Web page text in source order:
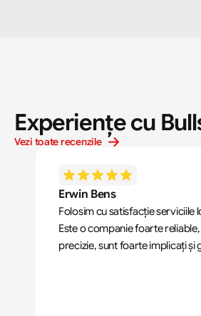
Experiențe cu
Vezi toate recenzile
Erwin Bens
Folosim cu satisfacție serviciile
Este o companie foarte
precizie, sunt foarte implicați și